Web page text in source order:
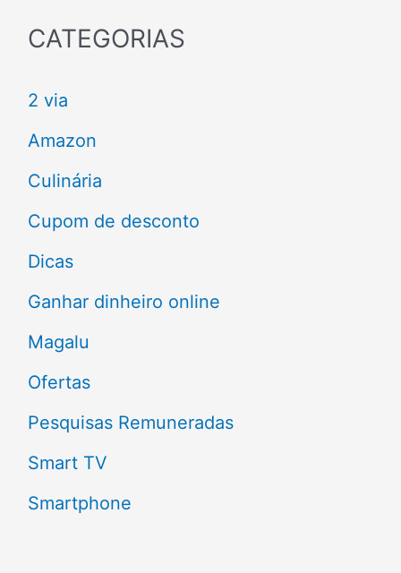
q
i
s
a
r
:
CATEGORIAS
2 via
Amazon
Culinária
Cupom de desconto
Dicas
Ganhar dinheiro online
Magalu
Ofertas
Pesquisas Remuneradas
Smart TV
Smartphone